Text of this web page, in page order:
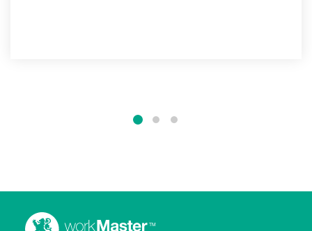
Überziehstiefel der Klasse 3...